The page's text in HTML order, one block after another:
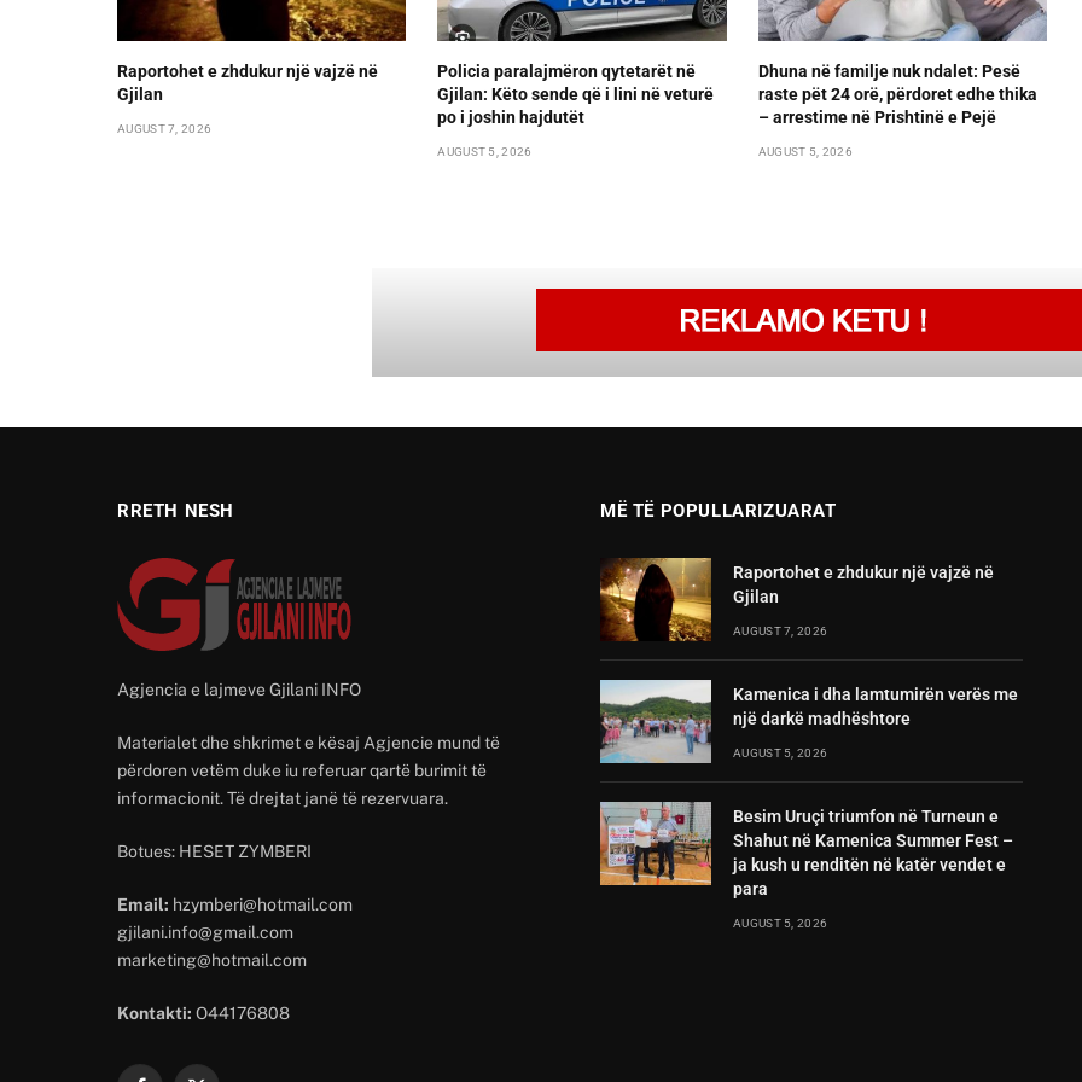
Raportohet e zhdukur një vajzë në
Gjilan
AUGUST 7, 2026
Policia paralajmëron qytetarët në
Gjilan: Këto sende që i lini në veturë
po i joshin hajdutët
AUGUST 5, 2026
Dhuna në familje nuk ndalet: Pesë
raste pët 24 orë, përdoret edhe thika
– arrestime në Prishtinë e Pejë
AUGUST 5, 2026
RRETH NESH
Agjencia e lajmeve Gjilani INFO
Materialet dhe shkrimet e kësaj Agjencie mund të
përdoren vetëm duke iu referuar qartë burimit të
informacionit. Të drejtat janë të rezervuara.
Botues: HESET ZYMBERI
Email: hzymberi@hotmail.com
gjilani.info@gmail.com
marketing@hotmail.com
Kontakti: O44176808
MË TË POPULLARIZUARAT
Raportohet e zhdukur një vajzë në
Gjilan
AUGUST 7, 2026
Kamenica i dha lamtumirën verës me
një darkë madhështore
AUGUST 5, 2026
Besim Uruçi triumfon në Turneun e
Shahut në Kamenica Summer Fest –
ja kush u renditën në katër vendet e
para
AUGUST 5, 2026